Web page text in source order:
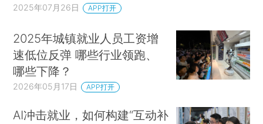
2025年07月26日 APP打开
2025年城镇就业人员工资增
速低位反弹 哪些行业领跑、
哪些下降？
2026年05月17日 APP打开
AI冲击就业，如何构建“互动补